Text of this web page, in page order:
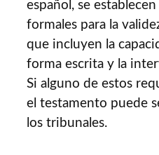
español, se
formales para la
que incluyen la
forma escrita y la
Si alguno de estos
el testamento puede
los tribunales.